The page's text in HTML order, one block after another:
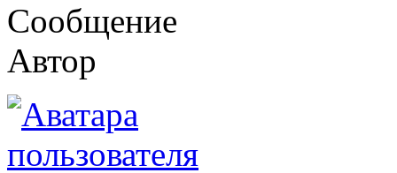
Сообщение
Автор